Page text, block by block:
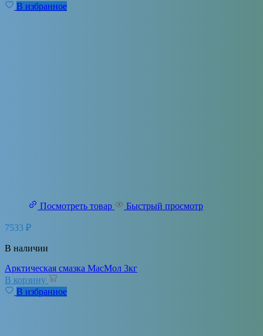
В избранное
Посмотреть товар Быстрый просмотр
7533 ₽
В наличии
Арктическая смазка МасМол 3кг
В корзину
В избранное